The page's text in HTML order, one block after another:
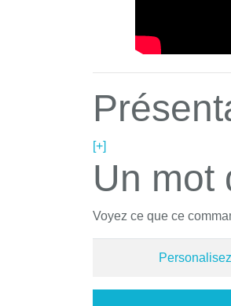
[+]
Un mot
Voyez ce que ce